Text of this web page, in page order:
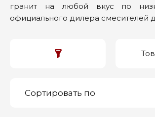
гранит на любой вкус по
официального дилера смесителей
Сортировать по